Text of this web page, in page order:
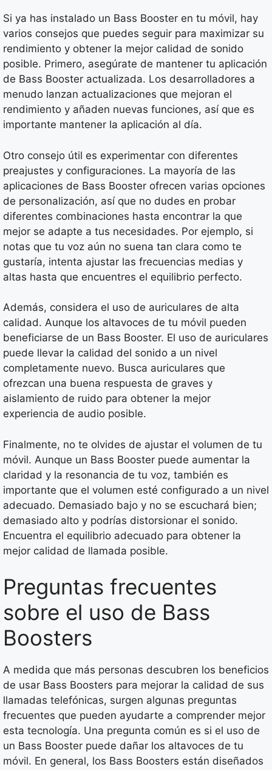
Si ya has instalado un Bass Booster en tu móvil, hay
varios consejos que puedes seguir para maximizar su
rendimiento y obtener la mejor calidad de sonido
posible. Primero, asegúrate de mantener tu aplicación
de Bass Booster actualizada. Los desarrolladores a
menudo lanzan actualizaciones que mejoran el
rendimiento y añaden nuevas funciones, así que es
importante mantener la aplicación al día.
Otro consejo útil es experimentar con diferentes
preajustes y configuraciones. La mayoría de las
aplicaciones de Bass Booster ofrecen varias opciones
de personalización, así que no dudes en probar
diferentes combinaciones hasta encontrar la que
mejor se adapte a tus necesidades. Por ejemplo, si
notas que tu voz aún no suena tan clara como te
gustaría, intenta ajustar las frecuencias medias y
altas hasta que encuentres el equilibrio perfecto.
Además, considera el uso de auriculares de alta
calidad. Aunque los altavoces de tu móvil pueden
beneficiarse de un Bass Booster. El uso de auriculares
puede llevar la calidad del sonido a un nivel
completamente nuevo. Busca auriculares que
ofrezcan una buena respuesta de graves y
aislamiento de ruido para obtener la mejor
experiencia de audio posible.
Finalmente, no te olvides de ajustar el volumen de tu
móvil. Aunque un Bass Booster puede aumentar la
claridad y la resonancia de tu voz, también es
importante que el volumen esté configurado a un nivel
adecuado. Demasiado bajo y no se escuchará bien;
demasiado alto y podrías distorsionar el sonido.
Encuentra el equilibrio adecuado para obtener la
mejor calidad de llamada posible.
Preguntas frecuentes
sobre el uso de Bass
Boosters
A medida que más personas descubren los beneficios
de usar Bass Boosters para mejorar la calidad de sus
llamadas telefónicas, surgen algunas preguntas
frecuentes que pueden ayudarte a comprender mejor
esta tecnología. Una pregunta común es si el uso de
un Bass Booster puede dañar los altavoces de tu
móvil. En general, los Bass Boosters están diseñados